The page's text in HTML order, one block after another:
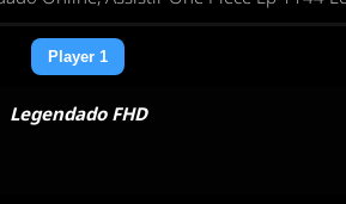
Player 1
Legendado FHD